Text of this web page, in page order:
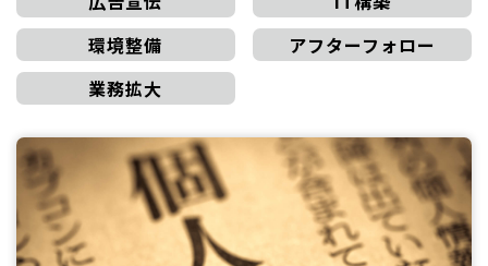
環境整備
アフターフォロー
業務拡大